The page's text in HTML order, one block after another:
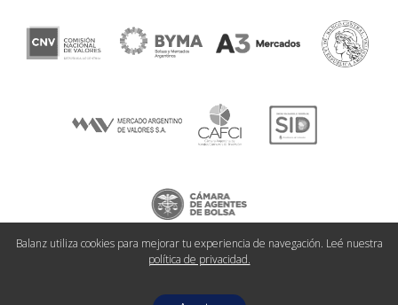
Balanz utiliza cookies para mejorar tu experiencia de navegación. Leé nuestra
política de privacidad.